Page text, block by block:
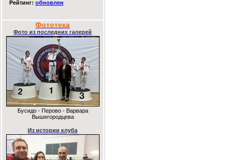
Рейтинг: обновлен
Фототека
Фото из последних галерей
Бусидо - Перово - Варвара
Вышегородцева
Из истории клуба